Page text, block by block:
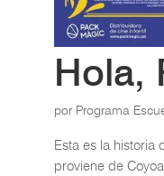
Hola,
por Programa
Esta es la historia
proviene de